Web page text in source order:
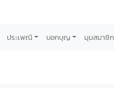
ประเพณี บอกบุญ มุมสมาชิก